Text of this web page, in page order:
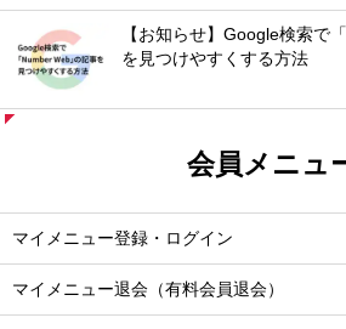
【お知らせ】Google検索で
を見つけやすくする方法
会員メニュ
マイメニュー登録・ログイン
マイメニュー退会（有料会員退会）